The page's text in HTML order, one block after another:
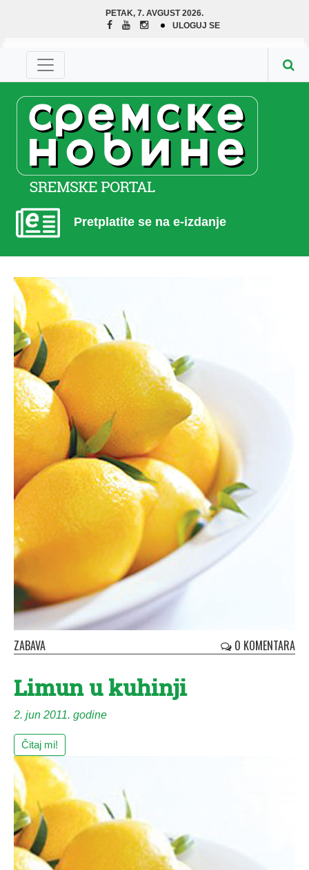
PETAK, 7. AVGUST 2026.
ULOGUJ SE
Pretplatite se na e-izdanje
ZABAVA 0 KOMENTARA
Li­mun u ku­hi­nji
2. jun 2011. godine
Čitaj mi!